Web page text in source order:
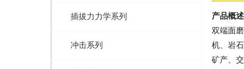
插拔力力学系列
冲击系列
产品概述
双端面
机、岩
矿产、